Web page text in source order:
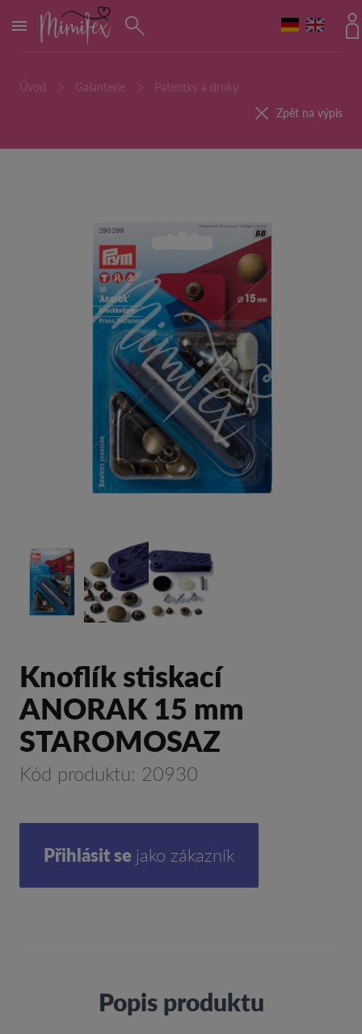
MENU
Úvod Galanterie
Patentky a druky
Zpět na výpis
Knoflík stiskací
ANORAK 15 mm
STAROMOSAZ
Kód produktu: 20930
Přihlásit se jako zákazník
Popis produktu